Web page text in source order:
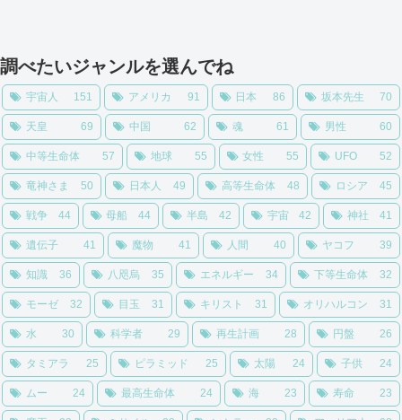
調べたいジャンルを選んでね
宇宙人 151 アメリカ 91 日本 86 坂本先生 70
天皇 69 中国 62 魂 61 男性 60
中等生命体 57 地球 55 女性 55 UFO 52
竜神さま 50 日本人 49 高等生命体 48 ロシア 45
戦争 44 母船 44 半島 42 宇宙 42 神社 41
遺伝子 41 魔物 41 人間 40 ヤコフ 39
知識 36 八咫烏 35 エネルギー 34 下等生命体 32
モーゼ 32 目玉 31 キリスト 31 オリハルコン 31
水 30 科学者 29 再生計画 28 円盤 26
タミアラ 25 ピラミッド 25 太陽 24 子供 24
ムー 24 最高生命体 24 海 23 寿命 23